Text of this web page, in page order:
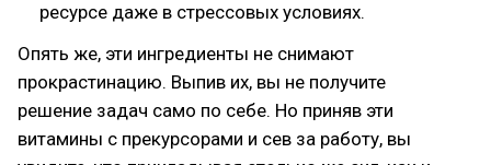
ресурсе даже в стрессовых условиях.
Опять же, эти ингредиенты не снимают
прокрастинацию. Выпив их, вы не получите
решение задач само по себе. Но приняв эти
витамины с прекурсорами и сев за работу, вы